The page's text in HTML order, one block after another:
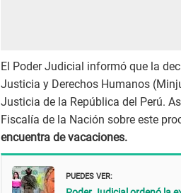
El Poder Judicial informó que la
Justicia y Derechos Humanos
Justicia de la República del Perú.
Fiscalía de la Nación sobre este
encuentra de vacaciones.
PUEDES VER: